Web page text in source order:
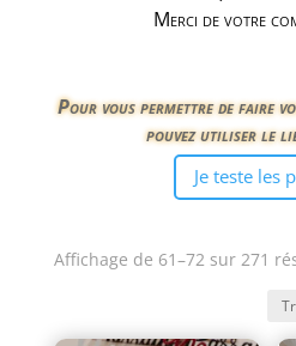
Merci de votre
Pour vous permettre de faire
pouvez utiliser le
Je teste les
Affichage de 61–72 sur 271